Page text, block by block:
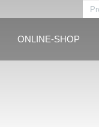
ONLINE-SHOP